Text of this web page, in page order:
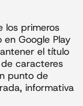
los primeros
Google Play
el título
caracteres
punto de
informativa